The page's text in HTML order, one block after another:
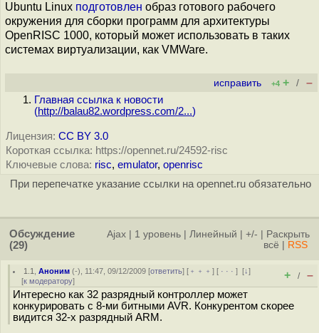
Ubuntu Linux подготовлен образ готового рабочего
окружения для сборки программ для архитектуры
OpenRISC 1000, который может использовать в таких
системах виртуализации, как VMWare.
исправить +4 + / –
Главная ссылка к новости
(http://balau82.wordpress.com/2...)
Лицензия: CC BY 3.0
Короткая ссылка: https://opennet.ru/24592-risc
Ключевые слова: risc, emulator, openrisc
При перепечатке указание ссылки на opennet.ru обязательно
Обсуждение
(29)
Ajax 1 уровень Линейный +/-
Раскрыть
всё
RSS
1.1 ,Аноним (-), 11:47, 09/12/2009 [ответить] [ ﹢﹢﹢] [ · · ·][↓]
[к модератору] + / –
Интересно как 32 разрядный контроллер может
конкурировать с 8-ми битными AVR. Конкурентом скорее
видится 32-х разрядный ARM.